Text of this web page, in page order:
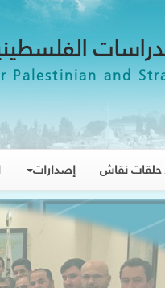
Palestinian and
حلقات نقاش إصدارات